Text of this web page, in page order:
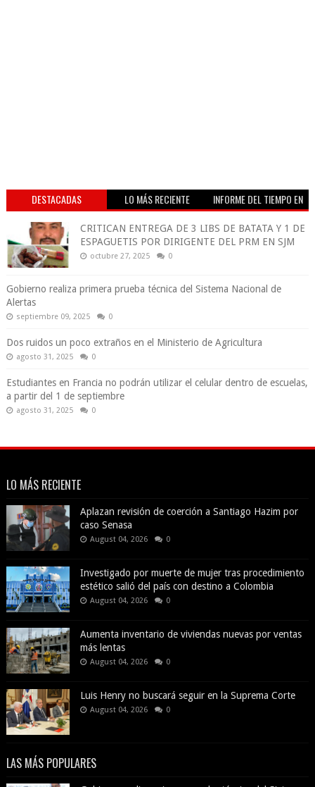
DESTACADAS LO MÁS RECIENTE
INFORME DEL TIEMPO EN
CRITICAN ENTREGA DE 3 LIBS DE BATATA Y 1 DE
ESPAGUETIS POR DIRIGENTE DEL PRM EN SJM
octubre 27, 2025 0
Gobierno realiza primera prueba técnica del Sistema Nacional de
Alertas
septiembre 09, 2025 0
Dos ruidos un poco extraños en el Ministerio de Agricultura
agosto 31, 2025 0
Estudiantes en Francia no podrán utilizar el celular dentro de escuelas,
a partir del 1 de septiembre
agosto 31, 2025 0
LO MÁS RECIENTE
Aplazan revisión de coerción a Santiago Hazim por
caso Senasa
August 04, 2026 0
Investigado por muerte de mujer tras procedimiento
estético salió del país con destino a Colombia
August 04, 2026 0
Aumenta inventario de viviendas nuevas por ventas
más lentas
August 04, 2026 0
Luis Henry no buscará seguir en la Suprema Corte
August 04, 2026 0
LAS MÁS POPULARES